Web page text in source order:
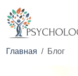
Главная Блог